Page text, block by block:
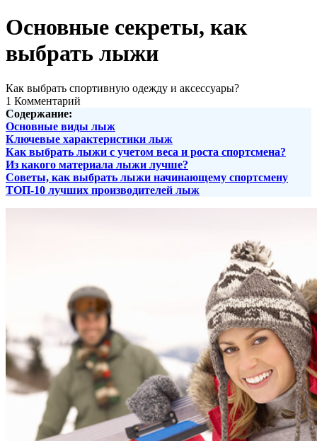
Основные секреты, как
выбрать лыжи
Как выбрать спортивную одежду и аксессуары?
1 Комментарий
Содержание:
Основные виды лыж
Ключевые характеристики лыж
Как выбрать лыжи с учетом веса и роста спортсмена?
Из какого материала лыжи лучше?
Советы, как выбрать лыжи начинающему спортсмену
ТОП-10 лучших производителей лыж